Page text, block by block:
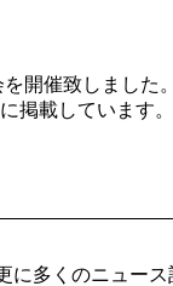
を開催致しました
掲載しています。
に多くのニュー